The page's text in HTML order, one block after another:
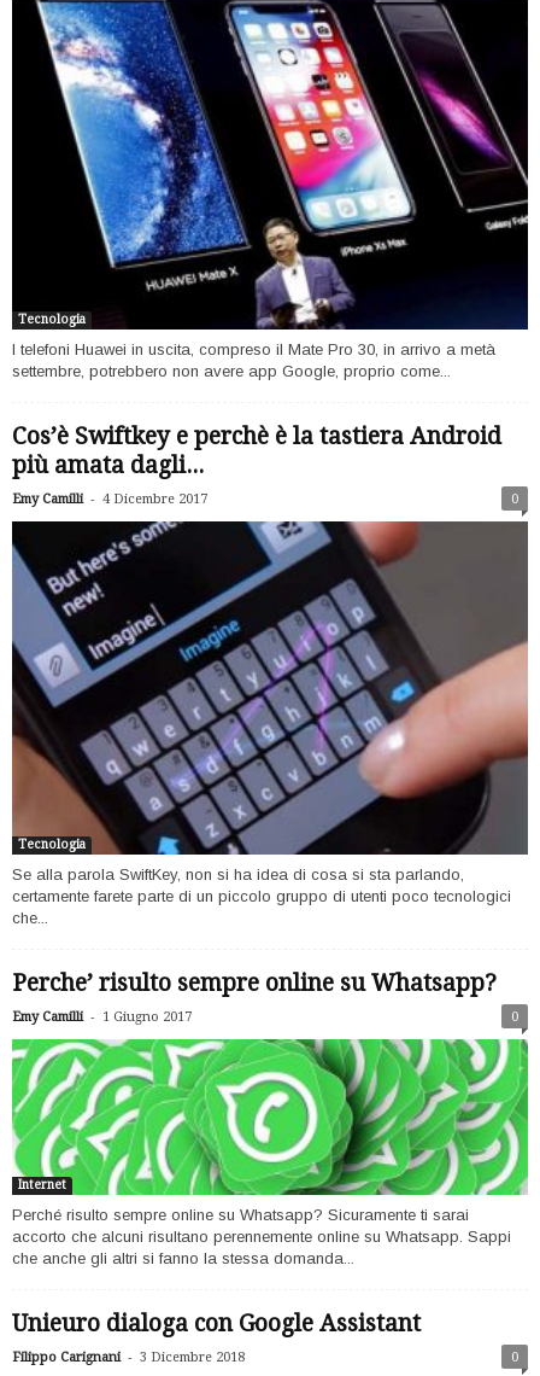
Tecnologia
I telefoni Huawei in uscita, compreso il Mate Pro 30, in arrivo a metà
settembre, potrebbero non avere app Google, proprio come...
Cos’è Swiftkey e perchè è la tastiera Android
più amata dagli...
Emy Camilli - 4 Dicembre 2017 0
Tecnologia
Se alla parola SwiftKey, non si ha idea di cosa si sta parlando,
certamente farete parte di un piccolo gruppo di utenti poco tecnologici
che...
Perche’ risulto sempre online su Whatsapp?
Emy Camilli - 1 Giugno 2017 0
Internet
Perché risulto sempre online su Whatsapp? Sicuramente ti sarai
accorto che alcuni risultano perennemente online su Whatsapp. Sappi
che anche gli altri si fanno la stessa domanda...
Unieuro dialoga con Google Assistant
Filippo Carignani - 3 Dicembre 2018 0